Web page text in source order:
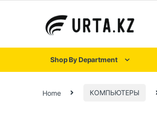
Shop By Department
Home КОМПЬЮТЕРЫ